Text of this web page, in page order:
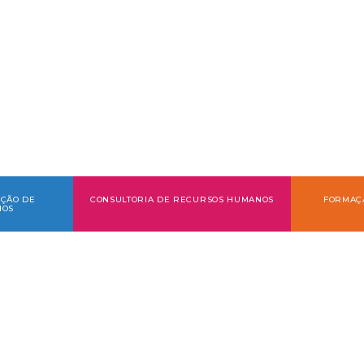
DE
CONSULTORIA DE RECURSOS HUMANOS